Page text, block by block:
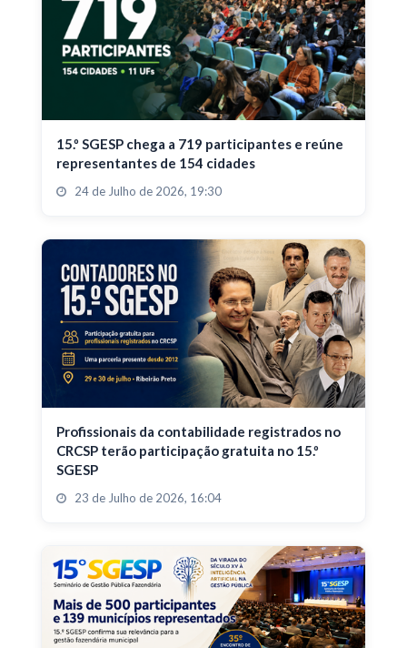
15.º SGESP chega a 719 participantes e reúne
representantes de 154 cidades
24 de Julho de 2026, 19:30
Profissionais da contabilidade registrados no
CRCSP terão participação gratuita no 15.º
SGESP
23 de Julho de 2026, 16:04